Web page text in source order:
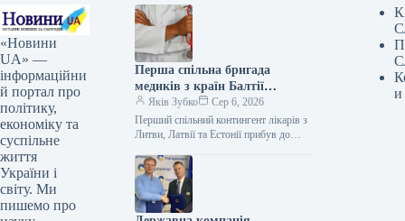
«Новини
UA» —
інформаційни
й портал про
політику,
економіку та
суспільне
життя
України і
світу. Ми
пишемо про
Перша спільна бригада
медиків з країн Балтії
прибула в Україну для
стажування.
Яків Зубко
Сер 6, 2026
Перший спільний контингент лікарів з
Литви, Латвії та Естонії прибув до
вдосконалення у медичних установах.
Цю інформацію…
и